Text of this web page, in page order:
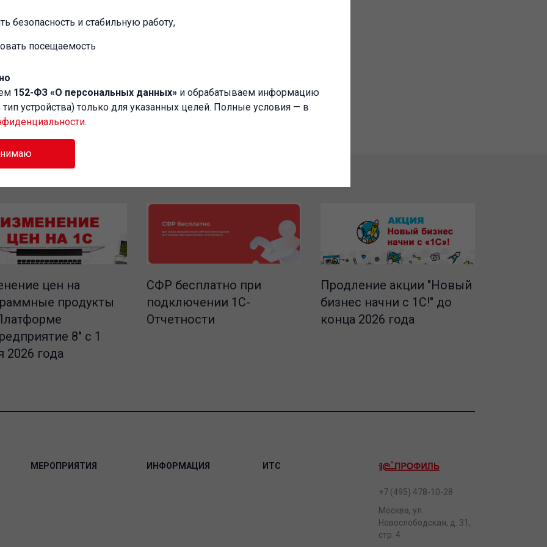
объектов в системе КОМПАС-3D, и
результатов этих расчетов.
Русский
цен на
продукты
8" с 1
2026 года
СФР бесплатно при
подключении 1С-
Отчетности
Продление акции "Новый
бизнес начни с 1С!" до
конца 2026 года
МЕРОПРИЯТИЯ ИНФОРМАЦИЯ ИТС
+7 (495) 478-10-28
Москва, ул.
Новослободская, д. 31,
стр. 4
безопасность и стабильную работу,
посещаемость
152-ФЗ «О персональных данных» и обрабатываем информацию
тип устройства) только для указанных целей. Полные условия — в
.